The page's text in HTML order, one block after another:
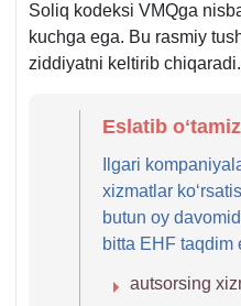
Soliq kodeksi VMQga
kuchga ega. Bu rasmiy
ziddiyatni keltirib chiqaradi.
Eslatib oʻtamiz
Ilgari
хizmatlar
butun oy
bitta EHF taqdim
autsorsing